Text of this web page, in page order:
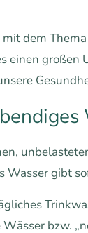
dem
einen
Wasser gibt
bzw.